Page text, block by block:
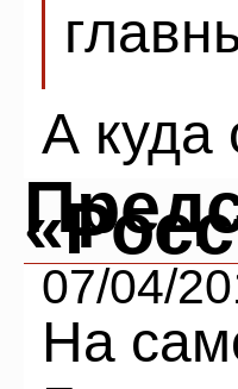
А куда
07/04/
На